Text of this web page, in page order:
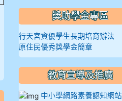
獎助學金專區
行天宮資優學生長期培育辦法
原住民優秀獎學金簡章
教育宣導及推廣
中小學網路素養認知網站